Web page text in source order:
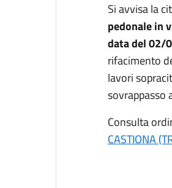
Si avvisa la
pedonale in
data del 02/
rifacimento
lavori
sovrappasso
Consulta
CASTIONA